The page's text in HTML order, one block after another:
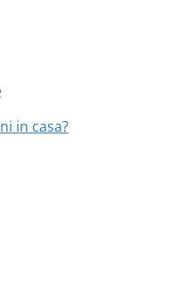
in casa?